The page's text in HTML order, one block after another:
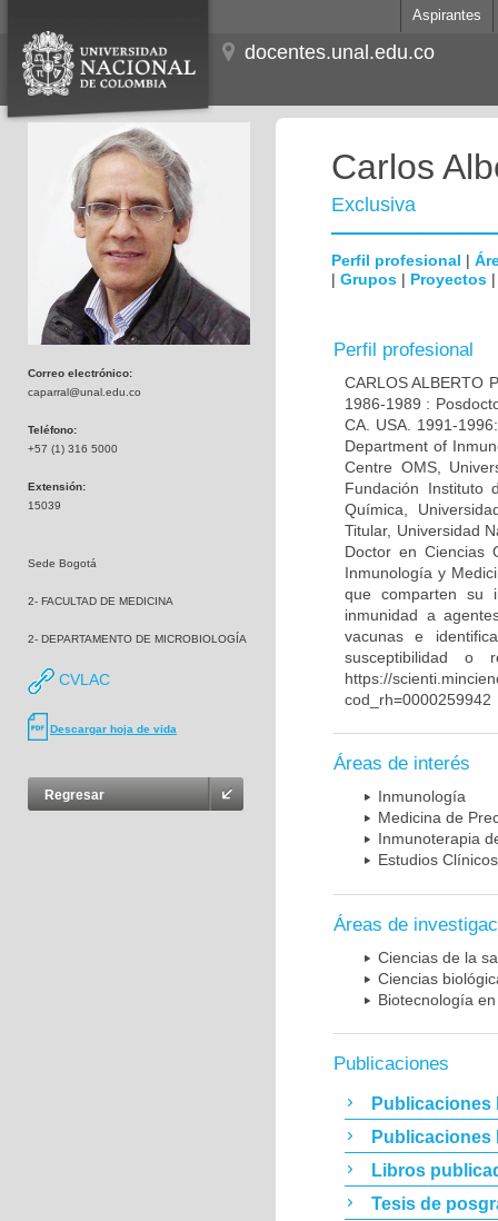
Aspirantes
docentes.unal.edu.co
Correo electrónico:
caparral@unal.edu.co
Teléfono:
+57 (1) 316 5000
Extensión:
15039
Sede Bogotá
2- FACULTAD DE MEDICINA
2- DEPARTAMENTO DE MICROBIOLOGÍA
CVLAC
Descargar hoja de vida
Regresar
Carlos
Exclusiva
Perfil profesional |
| Grupos | Proyectos
Perfil profesional
CARLOS ALBERTO
1986-1989 :
CA. USA. 1991-
Department of
Centre OMS,
Fundación Instituto
Química,
Titular, Universidad
Doctor en Ciencias
Inmunología y
que comparten su
inmunidad a
vacunas e
susceptibilidad o
https://
cod_rh=0000259942
Áreas de interés
Inmunología
Medicina de
Inmunoterapia
Estudios Clínicos
Áreas de
Ciencias de la
Ciencias
Biotecnología
Publicaciones
Publicaciones
Publicaciones
Libros
Tesis de